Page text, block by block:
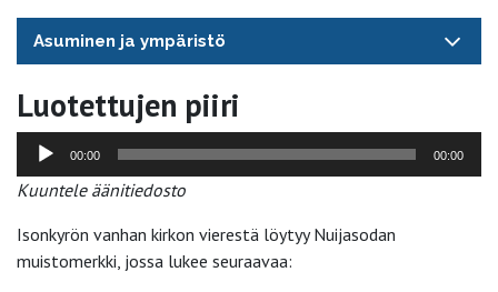
Asuminen ja ympäristö
Luotettujen piiri
Äänitoistin00:00 00:00
Kuuntele äänitiedosto
Isonkyrön vanhan kirkon vierestä löytyy Nuijasodan
muistomerkki, jossa lukee seuraavaa: